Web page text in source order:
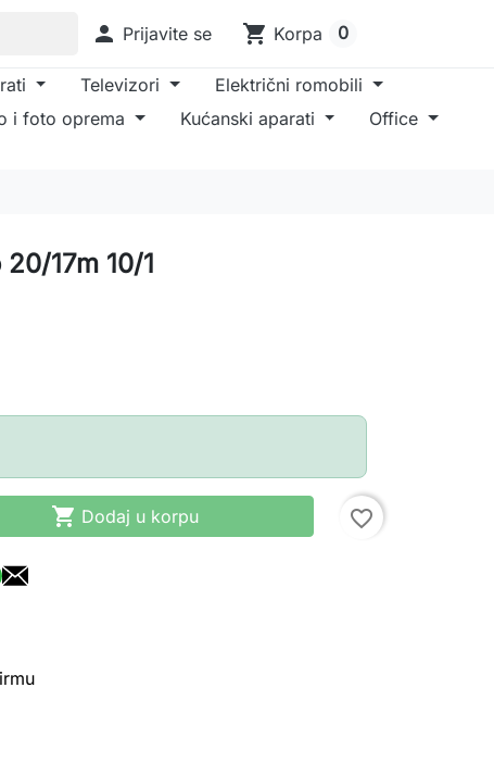
 Prijavite se shopping_cart Korpa 0
Televizori
Električni romobili
i foto oprema Kućanski aparati
Office
17m 10/1
 Dodaj u korpu favorite_border